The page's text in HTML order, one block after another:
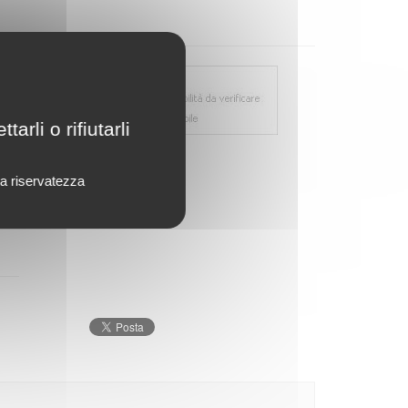
o rifiutarli
riservatezza